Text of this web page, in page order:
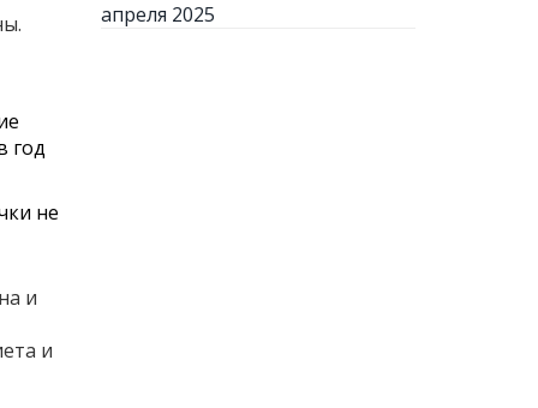
год
не
и
и
апреля 2025